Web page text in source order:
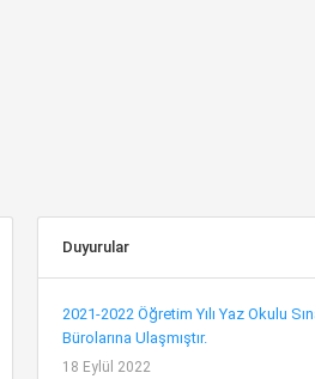
Duyurular
2021-2022 Öğretim Yılı Yaz Okulu
Bürolarına Ulaşmıştır.
18 Eylül 2022